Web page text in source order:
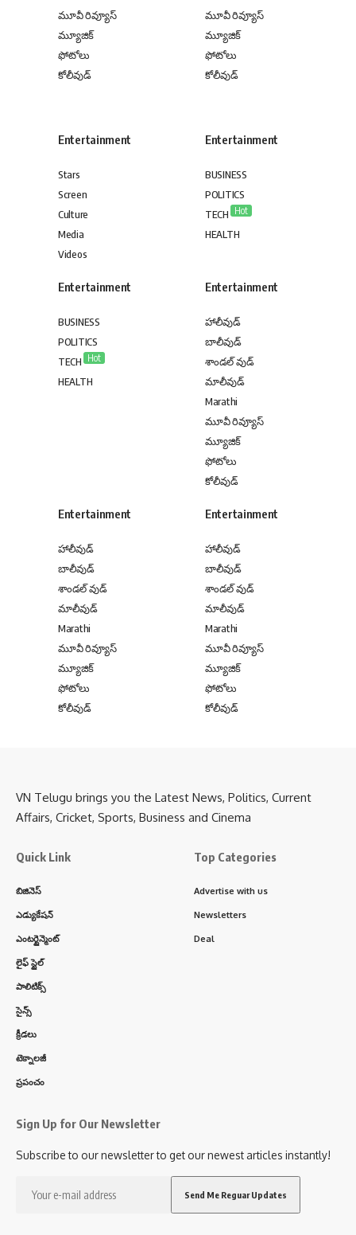
మూవీ రివ్యూస్
మ్యూజిక్
ఫోటోలు
కోలీవుడ్
మూవీ రివ్యూస్
మ్యూజిక్
ఫోటోలు
కోలీవుడ్
Entertainment
Stars
Screen
Culture
Media
Videos
Entertainment
BUSINESS
POLITICS
TECH Hot
HEALTH
Entertainment
BUSINESS
POLITICS
TECH Hot
HEALTH
Entertainment
హాలీవుడ్
బాలీవుడ్
శాండల్ వుడ్
మాలీవుడ్
Marathi
మూవీ రివ్యూస్
మ్యూజిక్
ఫోటోలు
కోలీవుడ్
Entertainment
హాలీవుడ్
బాలీవుడ్
శాండల్ వుడ్
మాలీవుడ్
Marathi
మూవీ రివ్యూస్
మ్యూజిక్
ఫోటోలు
కోలీవుడ్
Entertainment
హాలీవుడ్
బాలీవుడ్
శాండల్ వుడ్
మాలీవుడ్
Marathi
మూవీ రివ్యూస్
మ్యూజిక్
ఫోటోలు
కోలీవుడ్
VN Telugu brings you the Latest News, Politics, Current
Affairs, Cricket, Sports, Business and Cinema
Quick Link
బిజినెస్
ఎడ్యుకేషన్
ఎంటర్టైన్మెంట్
లైఫ్ స్టైల్
పాలిటిక్స్
సైన్స్
క్రీడలు
టెక్నాలజీ
ప్రపంచం
Top Categories
Advertise with us
Newsletters
Deal
Sign Up for Our Newsletter
Subscribe to our newsletter to get our newest articles instantly!